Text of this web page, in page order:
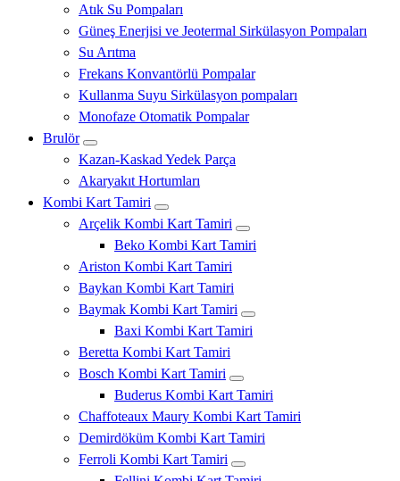
Atık Su Pompaları
Güneş Enerjisi ve Jeotermal Sirkülasyon Pompaları
Su Arıtma
Frekans Konvantörlü Pompalar
Kullanma Suyu Sirkülasyon pompaları
Monofaze Otomatik Pompalar
Brulör
Kazan-Kaskad Yedek Parça
Akaryakıt Hortumları
Kombi Kart Tamiri
Arçelik Kombi Kart Tamiri
Beko Kombi Kart Tamiri
Ariston Kombi Kart Tamiri
Baykan Kombi Kart Tamiri
Baymak Kombi Kart Tamiri
Baxi Kombi Kart Tamiri
Beretta Kombi Kart Tamiri
Bosch Kombi Kart Tamiri
Buderus Kombi Kart Tamiri
Chaffoteaux Maury Kombi Kart Tamiri
Demirdöküm Kombi Kart Tamiri
Ferroli Kombi Kart Tamiri